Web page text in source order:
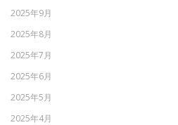
2025年9月
2025年8月
2025年7月
2025年6月
2025年5月
2025年4月